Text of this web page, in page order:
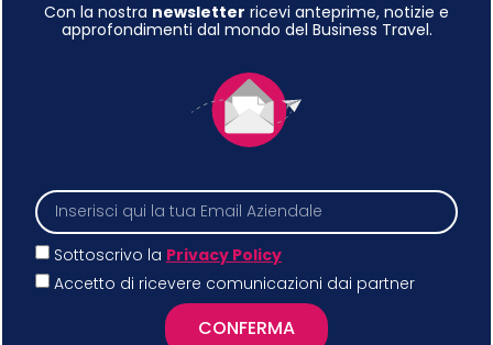
Con la nostra newsletter ricevi anteprime, notizie e
approfondimenti dal mondo del Business Travel.
Sottoscrivo la Privacy Policy
Accetto di ricevere comunicazioni dai partner
CONFERMA